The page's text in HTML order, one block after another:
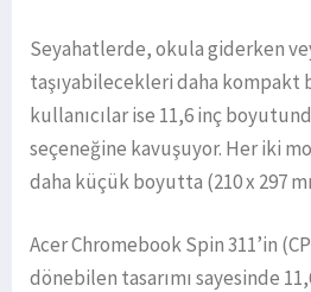
Seyahatlerde, okula giderken
taşıyabilecekleri daha kompakt
kullanıcılar ise 11,6 inç
seçeneğine kavuşuyor. Her iki
daha küçük boyutta (210 x 297
Acer Chromebook Spin 311’in
dönebilen tasarımı sayesinde